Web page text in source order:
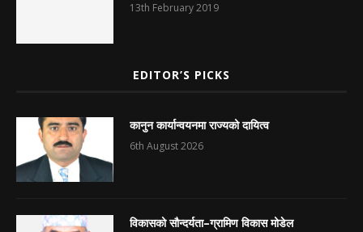
13th February 2019
EDITOR’S PICKS
कानुन कार्यान्वयनमा राज्यको दायित्व
6th August 2026
विकासको सौन्दर्यता–ग्रामिण विकास मोडेल